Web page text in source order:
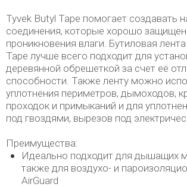
Tyvek Butyl Tape помогает создавать
соединения, которые хорошо
проникновения влаги. Бутиловая
Tape лучше всего подходит для
деревянной обрешеткой за счет её
способности. Также ленту можно
уплотнения периметров, дымоходов,
проходок и примыканий и для
под гвоздями, вырезов под
Преимущества:
Идеально подходит для дышащих
также для воздухо- и
AirGuard